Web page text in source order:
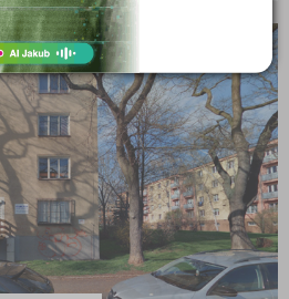
Jičín (2)
Jindřichův Hradec (3)
Karlovy Vary (3)
Karviná (2)
Kladno (3)
Klatovy (1)
Kolín (4)
Kroměříž (5)
Kutná Hora (3)